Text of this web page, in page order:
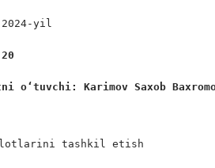
yil
oʻtuvchi: Karimov Saxob
tashkil etish